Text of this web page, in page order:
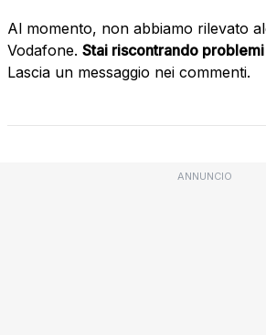
Al momento, non abbiamo rilevato
Vodafone. Stai riscontrando
Lascia un messaggio nei commenti.
ANNUNCIO